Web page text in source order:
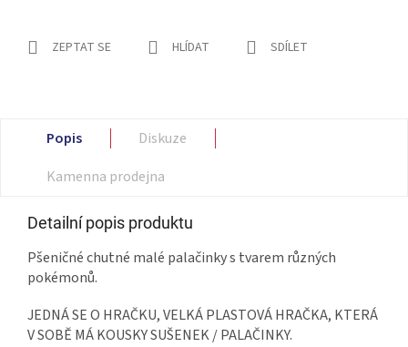
ZEPTAT SE HLÍDAT SDÍLET
Popis
Diskuze
Kamenna prodejna
Detailní popis produktu
Pšeničné chutné malé palačinky s tvarem různých
pokémonů.
JEDNÁ SE O HRAČKU, VELKÁ PLASTOVÁ HRAČKA, KTERÁ
V SOBĚ MÁ KOUSKY SUŠENEK / PALAČINKY.